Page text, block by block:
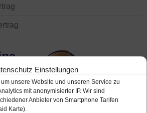
Einstellungen
unsere Website und unseren Service zu
mit anonymisierter IP. Wir sind
Anbieter von Smartphone Tarifen
Karte).